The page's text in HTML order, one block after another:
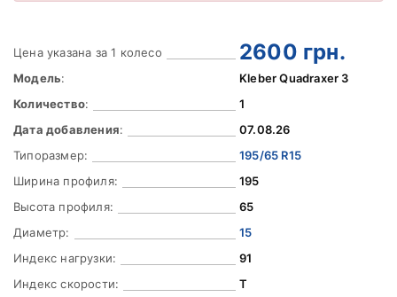
Цена указана за 1 колесо 2600 грн.
Модель:
Kleber Quadraxer 3
Количество:
1
Дата добавления:
07.08.26
Типоразмер:
195/65 R15
Ширина профиля:
195
Высота профиля:
65
Диаметр:
15
Индекс нагрузки:
91
Индекс скорости:
T